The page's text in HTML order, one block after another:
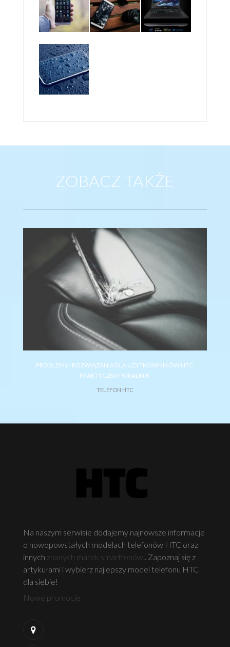
BĘDZIE DLA NAS DOBRY?
HTC
HTC DESIRE 825 I JEGO MOŻLIWOŚCI
ZOBACZ TAKŻE
PROBLEMY I ROZWIĄZANIA DLA UŻYTKOWNIKÓW HTC:
PRAKTYCZNY PORADNIK
TELEFON HTC
Na naszym serwisie dodajemy najnowsze informacje
o nowopowstałych modelach telefonów HTC oraz
innych znanych marek smartfonów.. Zapoznaj się z
artykułami i wybierz najlepszy model telefonu HTC
dla siebie!
Nowe promocje